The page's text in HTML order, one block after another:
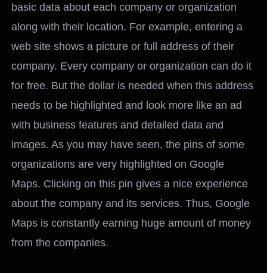
basic data about each company or organization
along with their location. For example, entering a
web site shows a picture or full address of their
company. Every company or organization can do it
for free. But the dollar is needed when this address
needs to be highlighted and look more like an ad
with business features and detailed data and
images. As you may have seen, the pins of some
organizations are very highlighted on Google
Maps. Clicking on this pin gives a nice experience
about the company and its services. Thus, Google
Maps is constantly earning huge amount of money
from the companies.